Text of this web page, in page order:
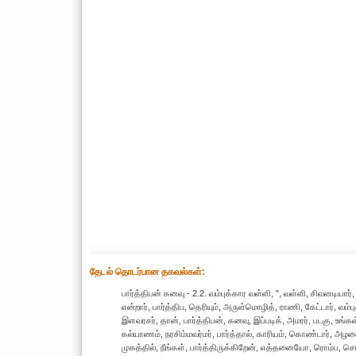
தேட‌ல் தொட‌ர்பான தகவ‌ல்க‌ள்:
பார்த்திபன் கனவு - 2.2. வம்புக்கார வள்ளி, ", வள்ளி,
என்றார், பார்த்திப, தெரியும், அருள்மொழித், ராணி, கேட்டார்,
இளவரசர், தான், பார்த்திபன், கனவு, இப்படிக், அமரர், படகு,
கல்யாணம், நரசிம்மவர்மர், பார்த்தால், காரியம், கொண்டார்,
முகத்தில், நீங்கள், பார்த்திருக்கிறேன், எத்தனையோ, ரொம்ப,